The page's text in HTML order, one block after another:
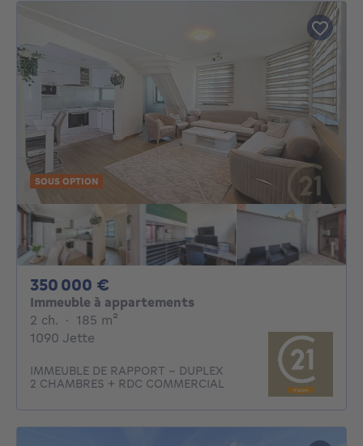
SOUS OPTION
350 000 €
Immeuble à appartements
2 ch. 2 chambres
· 185 m²
1090 Jette
IMMEUBLE DE RAPPORT - DUPLEX
2 CHAMBRES + RDC COMMERCIAL